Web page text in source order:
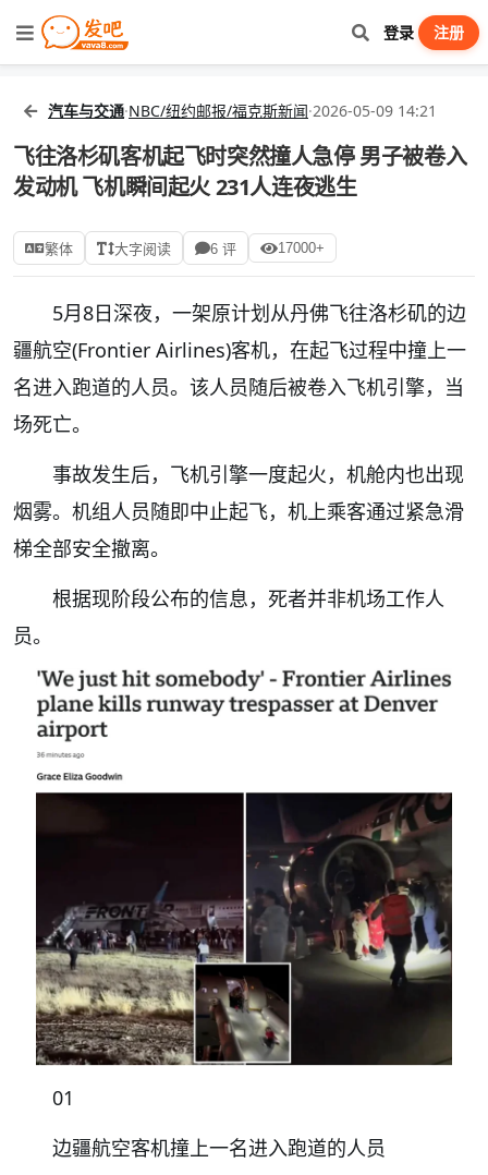
登录 注册
汽车与交通·NBC/纽约邮报/福克斯新闻·2026-05-09 14:21
飞往洛杉矶客机起飞时突然撞人急停 男子被卷入
发动机 飞机瞬间起火 231人连夜逃生
繁体 大字阅读 6 评 17000+
5月8日深夜，一架原计划从丹佛飞往洛杉矶的边
疆航空(Frontier Airlines)客机，在起飞过程中撞上一
名进入跑道的人员。该人员随后被卷入飞机引擎，当
场死亡。
事故发生后，飞机引擎一度起火，机舱内也出现
烟雾。机组人员随即中止起飞，机上乘客通过紧急滑
梯全部安全撤离。
根据现阶段公布的信息，死者并非机场工作人
员。
01
边疆航空客机撞上一名进入跑道的人员